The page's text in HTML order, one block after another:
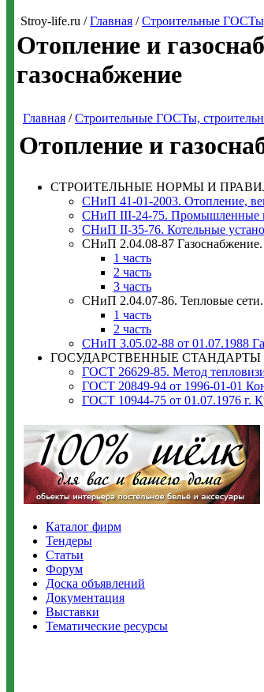
Stroy-life.ru /Главная /Строительные
Отопление и
газоснабжение
Главная /Строительные ГОСТы,
Отопление и
СТРОИТЕЛЬНЫЕ НОРМЫ И
СНиП 41-01-2003. Отопление,
СНиП III-24-75. Промышленные
СНиП II-35-76. Котельные
СНиП 2.04.08-87 Газоснабжение.
1 часть
2 часть
3 часть
СНиП 2.04.07-86. Тепловые сети.
1 часть
2 часть
СНиП 3.05.02-88 от 01.07.1988
ГОСУДАРСТВЕННЫЕ СТАНДАРТЫ
ГОСТ 26629-85. Метод
ГОСТ 20849-94 от 1996-01-01
ГОСТ 10944-75 от 01.07.1976 г.
Каталог фирм
Тендеры
Статьи
Форум
Доска объявлений
Документация
Выставки
Тематические ресурсы